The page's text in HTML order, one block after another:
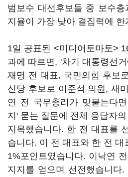
범보수 대선후보들 중 보수층
지율이 가장 낮아 결집력에
1일 공표된 <미디어토마토>
과에 따르면, '차기 대통령선
재명 전 대표, 국민의힘 후보
신당 후보로 이준석 의원, 새
연 전 국무총리가 맞붙는다
지' 묻는 질문에 전체 응답자
지목했습니다. 한 전 대표를
습니다. 이 전 대표와 한 전 대
1%포인트였습니다. 이낙연
지지를 얻으며 선전했습니다